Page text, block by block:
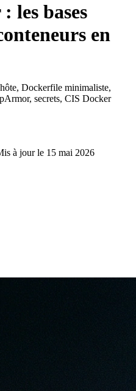
les bases
en
Dockerfile minimaliste,
secrets, CIS Docker
à jour le 15 mai 2026